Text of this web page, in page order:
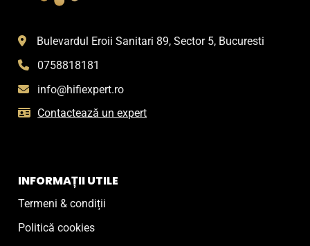
Bulevardul Eroii Sanitari 89, Sector 5, Bucuresti
0758818181
info@hifiexpert.ro
Contactează un expert
INFORMAȚII UTILE
Termeni & condiții
Politică cookies